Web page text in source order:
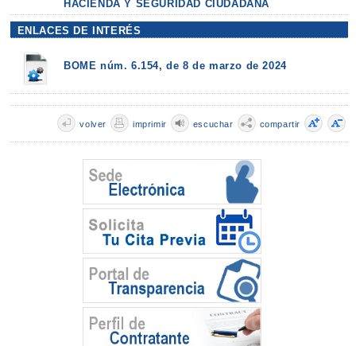
HACIENDA Y SEGURIDAD CIUDADANA
ENLACES DE INTERÉS
BOME núm. 6.154, de 8 de marzo de 2024
compartir
escuchar
imprimir
volver